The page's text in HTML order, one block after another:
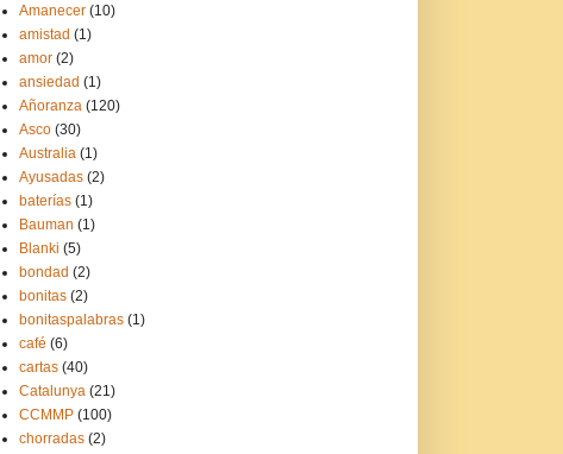
Amanecer (10)
amistad (1)
amor (2)
ansiedad (1)
Añoranza (120)
Asco (30)
Australia (1)
Ayusadas (2)
baterías (1)
Bauman (1)
Blanki (5)
bondad (2)
bonitas (2)
bonitaspalabras (1)
café (6)
cartas (40)
Catalunya (21)
CCMMP (100)
chorradas (2)